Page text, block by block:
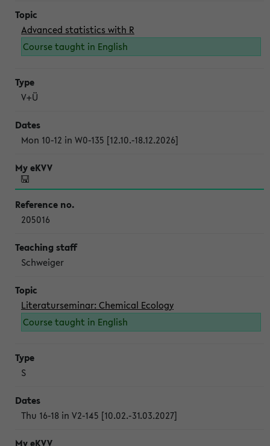
Advanced statistics with R
Course taught in English
V+Ü
Mon 10-12 in W0-135 [12.10.-18.12.2026]
205016
Schweiger
Literaturseminar: Chemical Ecology
Course taught in English
S
Thu 16-18 in V2-145 [10.02.-31.03.2027]